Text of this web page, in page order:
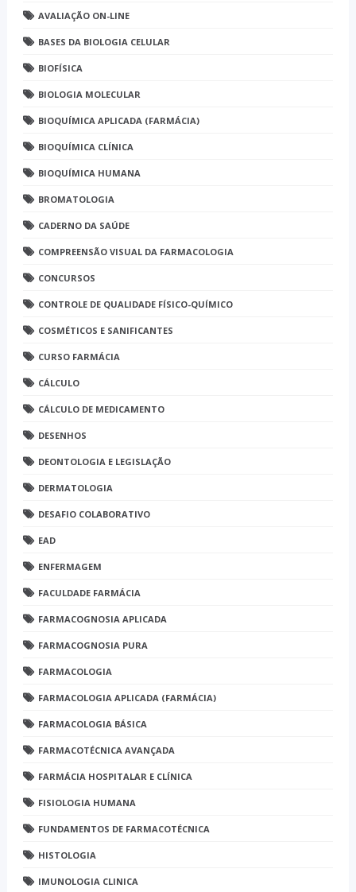
AVALIAÇÃO ON-LINE
BASES DA BIOLOGIA CELULAR
BIOFÍSICA
BIOLOGIA MOLECULAR
BIOQUÍMICA APLICADA (FARMÁCIA)
BIOQUÍMICA CLÍNICA
BIOQUÍMICA HUMANA
BROMATOLOGIA
CADERNO DA SAÚDE
COMPREENSÃO VISUAL DA FARMACOLOGIA
CONCURSOS
CONTROLE DE QUALIDADE FÍSICO-QUÍMICO
COSMÉTICOS E SANIFICANTES
CURSO FARMÁCIA
CÁLCULO
CÁLCULO DE MEDICAMENTO
DESENHOS
DEONTOLOGIA E LEGISLAÇÃO
DERMATOLOGIA
DESAFIO COLABORATIVO
EAD
ENFERMAGEM
FACULDADE FARMÁCIA
FARMACOGNOSIA APLICADA
FARMACOGNOSIA PURA
FARMACOLOGIA
FARMACOLOGIA APLICADA (FARMÁCIA)
FARMACOLOGIA BÁSICA
FARMACOTÉCNICA AVANÇADA
FARMÁCIA HOSPITALAR E CLÍNICA
FISIOLOGIA HUMANA
FUNDAMENTOS DE FARMACOTÉCNICA
HISTOLOGIA
IMUNOLOGIA CLINICA